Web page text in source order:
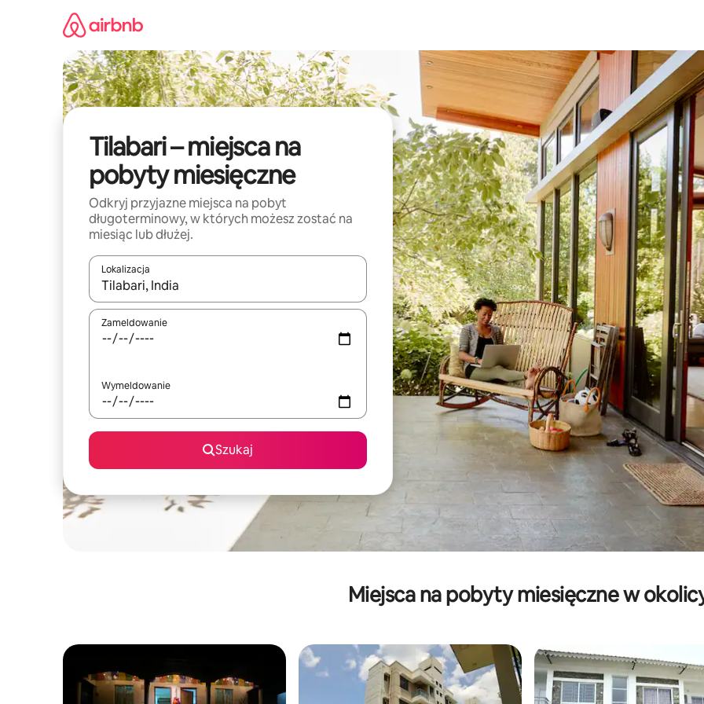
Tilabari – miejsca na
pobyty miesięczne
Odkryj przyjazne miejsca na pobyt
długoterminowy, w których możesz zostać na
miesiąc lub dłużej.
Lokalizacja
Gdy wyniki będą dostępne, możesz poruszać się po nich za pomocą klawiszy strzałek w górę i w dół lub przeglądać
Zameldowanie
Wymeldowanie
Szukaj
Miejsca na pobyty miesięczne w